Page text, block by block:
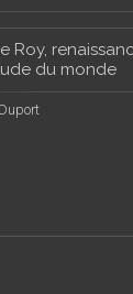
Roy,
du monde